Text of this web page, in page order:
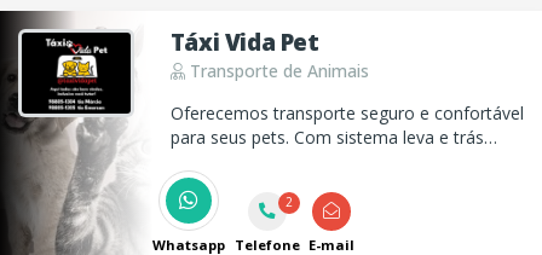
Táxi Vida Pet
Transporte de Animais
Oferecemos transporte seguro e confortável
para seus pets. Com sistema leva e trás
castração, passeios e muito mais. Cuidamos
do seu pet como se fosse nosso! Com
responsabilidade e carinho.
Whatsapp
2
Telefone E-mail